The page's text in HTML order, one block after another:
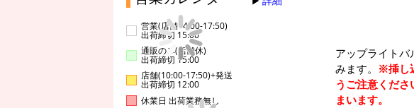
営業(店舗14:00-17:50)
出荷締切 15:00
通販のみ(店舗休)
出荷締切 15:00
店舗(10:00-17:50)+発送
出荷締切 12:00
休業日 出荷業務無し
アップライトバ
みます。 ※挿し
うご注意くだ
まいます。